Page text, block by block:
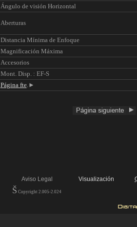
Ángulo de visión Horizontal
Aberturas
Distancia Mínima de Enfoque
Magnificación Máxima
Accesorios
Mont. Disp. : EF-S
Página fte.►